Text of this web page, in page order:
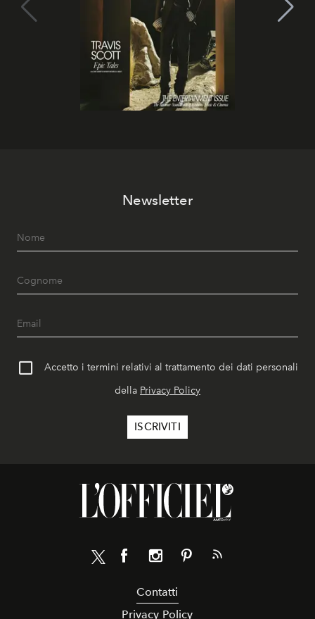
Newsletter
Accetto i termini relativi al trattamento dei dati personali
della Privacy Policy
Contatti
Privacy Policy